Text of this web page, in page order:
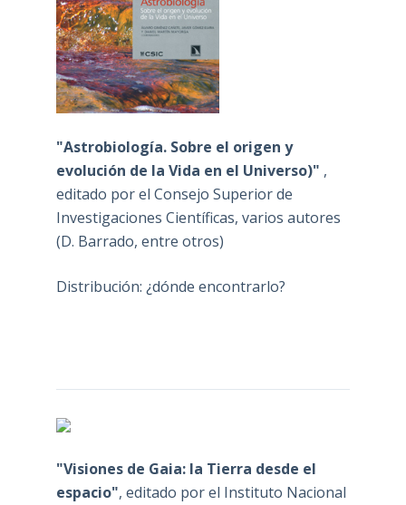
"Astrobiología. Sobre el origen y
evolución de la Vida en el Universo)" ,
editado por el Consejo Superior de
Investigaciones Científicas, varios autores
(D. Barrado, entre otros)
Distribución: ¿dónde encontrarlo?
"Visiones de Gaia: la Tierra desde el
espacio", editado por el Instituto Nacional